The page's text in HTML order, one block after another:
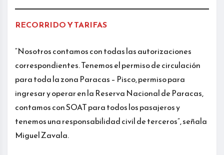
RECORRIDO Y TARIFAS
“Nosotros contamos con todas las autorizaciones
correspondientes. Tenemos el permiso de circulación
para toda la zona Paracas – Pisco, permiso para
ingresar y operar en la Reserva Nacional de Paracas,
contamos con SOAT para todos los pasajeros y
tenemos una responsabilidad civil de terceros”, señala
Miguel Zavala.